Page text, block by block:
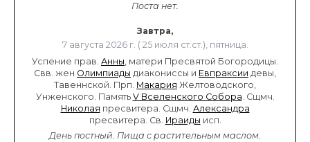
Поста нет.
Завтра,
7 августа 2026 г. ( 25 июля ст.ст.), пятница.
Успение прав. Анны, матери Пресвятой Богородицы.
Свв. жен Олимпиады диакониссы и Евпраксии девы,
Тавеннской. Прп. Макария Желтоводского,
Унженского. Память V Вселенского Собора. Сщмч.
Николая пресвитера. Сщмч. Александра
пресвитера. Св. Ираиды исп.
День постный. Пища с растительным маслом.